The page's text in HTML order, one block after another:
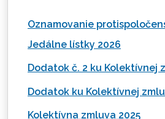
Oznamovanie
Jedálne lístky 2026
Dodatok č. 2 ku Kolektívnej
Dodatok ku Kolektívnej
Kolektívna zmluva 2025